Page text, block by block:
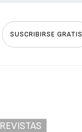
SUSCRIBIRSE GRATIS
REVISTAS